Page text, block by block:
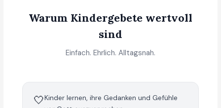
Warum Kindergebete wertvoll
sind
Einfach. Ehrlich. Alltagsnah.
🤍Kinder lernen, ihre Gedanken und Gefühle